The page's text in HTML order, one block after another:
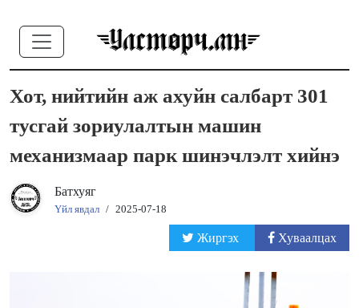
Хот, нийтийн аж ахуйн салбарт 301
тусгай зориулалтын машин
механизмаар парк шинэчлэлт хийнэ
Батхуяг
Үйл явдал / 2025-07-18
Жиргэх Хуваалцах